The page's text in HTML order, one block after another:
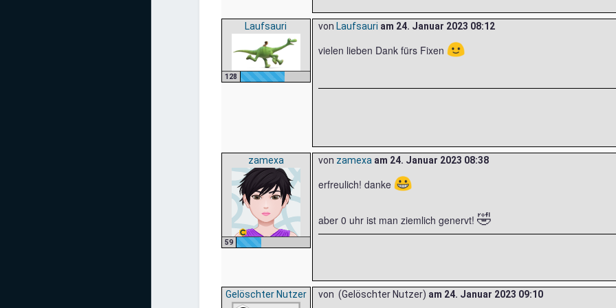
Laufsauri
128
von Laufsauri am 24. Januar 2023 08:12
vielen lieben Dank fürs Fixen 🙂
zamexa
59
von zamexaam 24. Januar 2023 08:38
erfreulich! danke 😀
aber 0 uhr ist man ziemlich genervt! 🤣
Gelöschter Nutzer von (Gelöschter Nutzer) am 24. Januar 2023 09:10